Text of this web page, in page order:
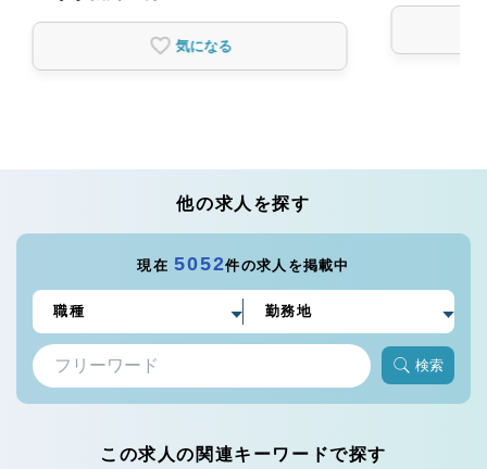
気になる
他の求人を探す
現在5052件の求人を掲載中
検索
この求人の関連キーワードで探す